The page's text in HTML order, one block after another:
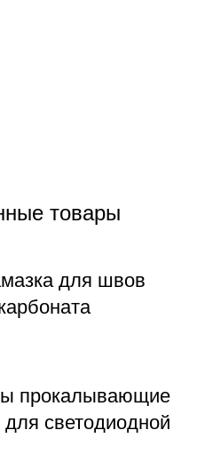
товары
для швов
прокалывающие
светодиодной